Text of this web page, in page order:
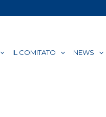
IL COMITATO NEWS